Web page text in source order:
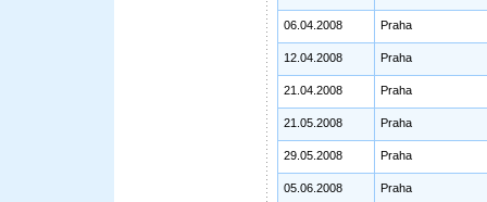
06.04.2008 Praha
12.04.2008 Praha
21.04.2008 Praha
21.05.2008 Praha
29.05.2008 Praha
05.06.2008 Praha